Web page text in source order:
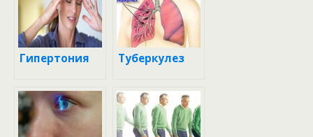
Гипертония Туберкулез